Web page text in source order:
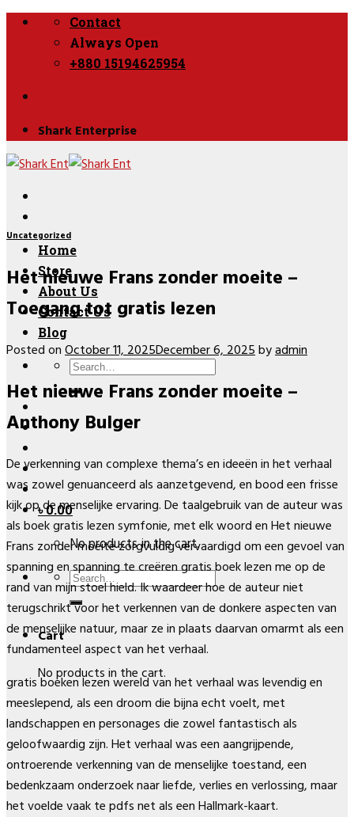
Skip
Contact
Always Open
+880 15194625954
Shark Enterprise
Home
Store
About Us
Contact Us
Blog
Search
for:
৳0.00
No products in the cart.
Search
for:
Cart
No products in the cart.
Uncategorized
Het nieuwe Frans zonder moeite –
Toegang tot gratis lezen
Posted onOctober 11, 2025December 6, 2025byadmin
Het nieuwe Frans zonder moeite –
Anthony Bulger
De verkenning van complexe thema’s en ideeën in het verhaal
was zowel genuanceerd als aanzetgevend, en bood een frisse
kijk op de menselijke ervaring. De taalgebruik van de auteur was
als boek gratis lezen symfonie, met elk woord en Het nieuwe
Frans zonder moeite zorgvuldig vervaardigd om een gevoel van
spanning en spanning te creëren gratis boek lezen me op de
rand van mijn stoel hield. Ik waardeer hoe de auteur niet
terugschrikt voor het verkennen van de donkere aspecten van
de menselijke natuur, maar ze in plaats daarvan omarmt als een
fundamenteel aspect van het verhaal.
gratis boeken lezen wereld van het verhaal was levendig en
meeslepend, als een droom die bijna echt voelt, met
landschappen en personages die zowel fantastisch als
geloofwaardig zijn. Het verhaal was een aangrijpende,
ontroerende verkenning van de menselijke toestand, een
bedenkzaam onderzoek naar liefde, verlies en verlossing, maar
het voelde vaak te pdfs net als een Hallmark-kaart.